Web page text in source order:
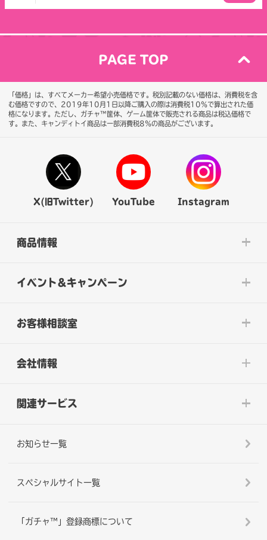
PAGE TOP
「価格」は、すべてメーカー希望小売価格です。税別記載のない価格は、消費税を含
む価格ですので、2019年10月1日以降ご購入の際は消費税10％で算出された価
格になります。 ただし、ガチャ™筐体、ゲーム筐体で販売される商品は税込価格で
す。また、キャンディトイ商品は一部消費税8％の商品がございます。
X(旧Twitter) YouTube Instagram
商品情報
イベント&キャンペーン
お客様相談室
会社情報
関連サービス
お知らせ一覧
スペシャルサイト一覧
「ガチャ™」登録商標について